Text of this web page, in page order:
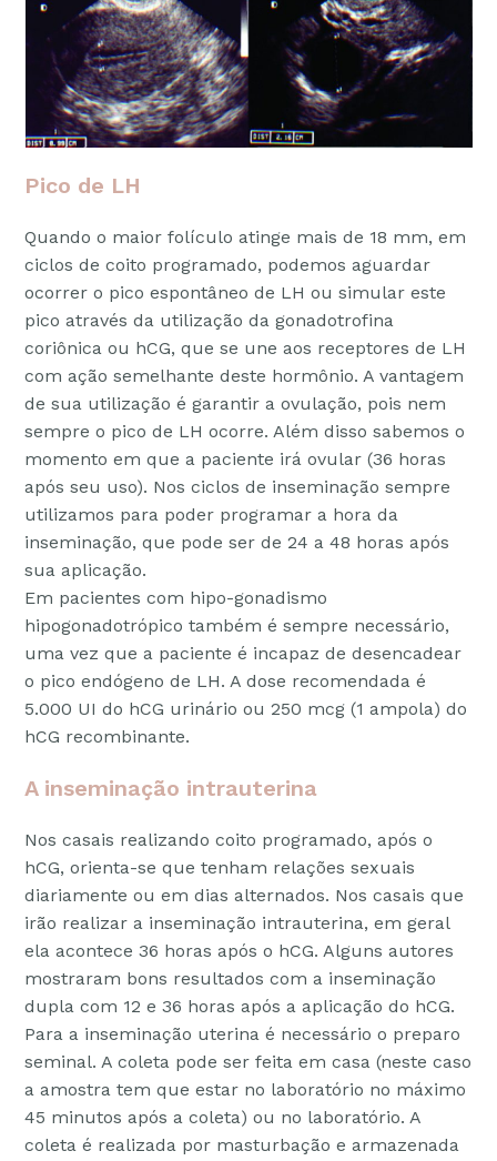
Pico de LH
Quando o maior folículo atinge mais de 18 mm, em
ciclos de coito programado, podemos aguardar
ocorrer o pico espontâneo de LH ou simular este
pico através da utilização da gonadotrofina
coriônica ou hCG, que se une aos receptores de LH
com ação semelhante deste hormônio. A vantagem
de sua utilização é garantir a ovulação, pois nem
sempre o pico de LH ocorre. Além disso sabemos o
momento em que a paciente irá ovular (36 horas
após seu uso). Nos ciclos de inseminação sempre
utilizamos para poder programar a hora da
inseminação, que pode ser de 24 a 48 horas após
sua aplicação.
Em pacientes com hipo-gonadismo
hipogonadotrópico também é sempre necessário,
uma vez que a paciente é incapaz de desencadear
o pico endógeno de LH. A dose recomendada é
5.000 UI do hCG urinário ou 250 mcg (1 ampola) do
hCG recombinante.
A inseminação intrauterina
Nos casais realizando coito programado, após o
hCG, orienta-se que tenham relações sexuais
diariamente ou em dias alternados. Nos casais que
irão realizar a inseminação intrauterina, em geral
ela acontece 36 horas após o hCG. Alguns autores
mostraram bons resultados com a inseminação
dupla com 12 e 36 horas após a aplicação do hCG.
Para a inseminação uterina é necessário o preparo
seminal. A coleta pode ser feita em casa (neste caso
a amostra tem que estar no laboratório no máximo
45 minutos após a coleta) ou no laboratório. A
coleta é realizada por masturbação e armazenada